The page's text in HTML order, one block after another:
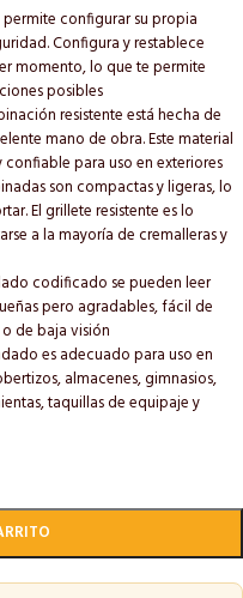
configurar su propia
Configura y restablece
momento, lo que te permite
posibles
resistente está hecha de
mano de obra. Este material
para uso en exteriores
son compactas y ligeras, lo
El grillete resistente es lo
a la mayoría de cremalleras y
codificado se pueden leer
pero agradables, fácil de
de baja visión
es adecuado para uso en
almacenes, gimnasios,
taquillas de equipaje y